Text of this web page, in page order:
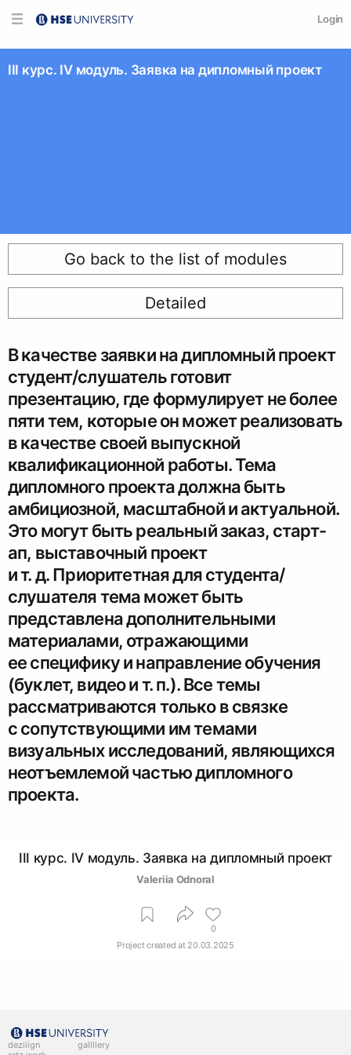
Login
III курс. IV модуль. Заявка на дипломный проект
Go back to the list of modules
Detailed
В качестве заявки на дипломный проект
студент/слушатель готовит
презентацию, где формулирует не более
пяти тем, которые он может реализовать
в качестве своей выпускной
квалификационной работы. Тема
дипломного проекта должна быть
амбициозной, масштабной и актуальной.
Это могут быть реальный заказ, старт-
ап, выставочный проект
и т. д. Приоритетная для студента/
слушателя тема может быть
представлена дополнительными
материалами, отражающими
ее специфику и направление обучения
(буклет, видео и т. п.). Все темы
рассматриваются только в связке
с сопутствующими им темами
визуальных исследований, являющихся
неотъемлемой частью дипломного
проекта.
III курс. IV модуль. Заявка на дипломный проект
Valeriia Odnoral
0
Project created at 20.03.2025
deziiign
gallllery